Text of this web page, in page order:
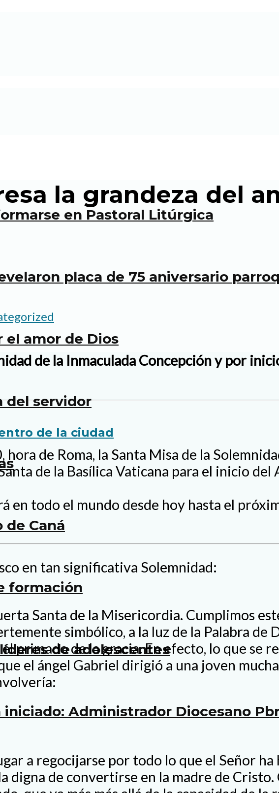
en Pastoral Litúrgica
placa de 75 aniversario
el amor de Dios
del servidor
Caná
formación
de adolescentes
Administrador Diocesano
la grandeza del
de la Inmaculada Concepción y por
hora de Roma, la Santa Misa de la
de la Basílica Vaticana para el inicio del
en todo el mundo desde hoy hasta el
en tan significativa Solemnidad:
Santa de la Misericordia. Cumplimos
simbólico, a la luz de la Palabra de
primado de la gracia. En efecto, lo que se
el ángel Gabriel dirigió a una joven
a regocijarse por todo lo que el Señor ha
digna de convertirse en la madre de